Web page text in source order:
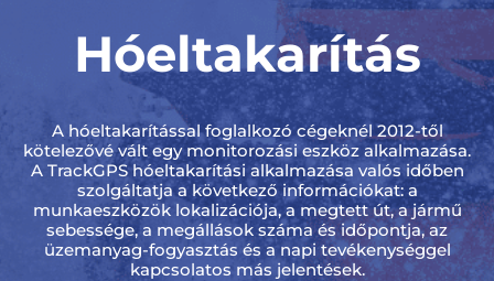
Hóeltakarítás
A hóeltakarítással foglalkozó cégeknél 2012-től
kötelezővé vált egy monitorozási eszköz alkalmazása.
A TrackGPS hóeltakarítási alkalmazása valós időben
szolgáltatja a következő információkat: a
munkaeszközök lokalizációja, a megtett út, a jármű
sebessége, a megállások száma és időpontja, az
üzemanyag-fogyasztás és a napi tevékenységgel
kapcsolatos más jelentések.